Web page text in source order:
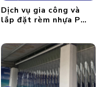
Dịch vụ gia công và
lắp đặt rèm nhựa PVC